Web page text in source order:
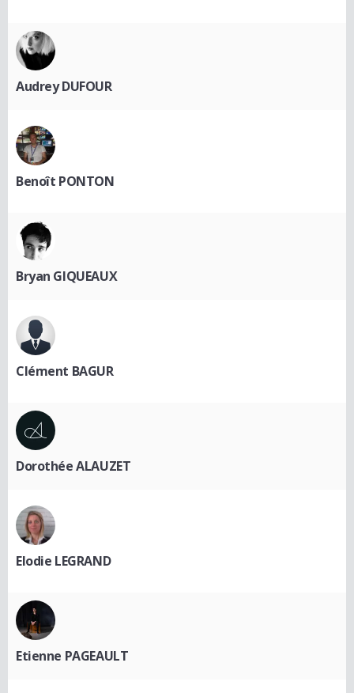
Audrey DUFOUR
Benoît PONTON
Bryan GIQUEAUX
Clément BAGUR
Dorothée ALAUZET
Elodie LEGRAND
Etienne PAGEAULT